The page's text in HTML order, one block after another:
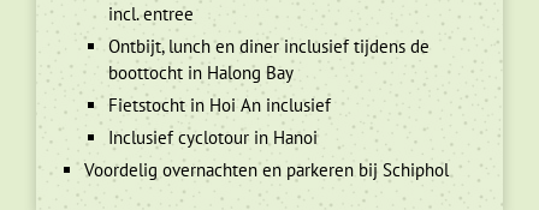
incl. entree
Ontbijt, lunch en diner inclusief tijdens de
boottocht in Halong Bay
Fietstocht in Hoi An inclusief
Inclusief cyclotour in Hanoi
Voordelig overnachten en parkeren bij Schiphol